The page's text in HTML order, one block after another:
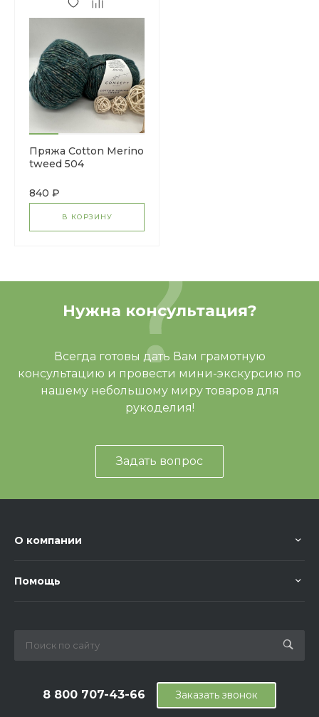
Пряжа Cotton Merino
tweed 504
840 ₽
В КОРЗИНУ
Нужна консультация?
Всегда готовы дать Вам грамотную
консультацию и провести мини-экскурсию по
нашему небольшому миру товаров для
рукоделия!
Задать вопрос
О компании
Помощь
8 800 707-43-66 Заказать звонок